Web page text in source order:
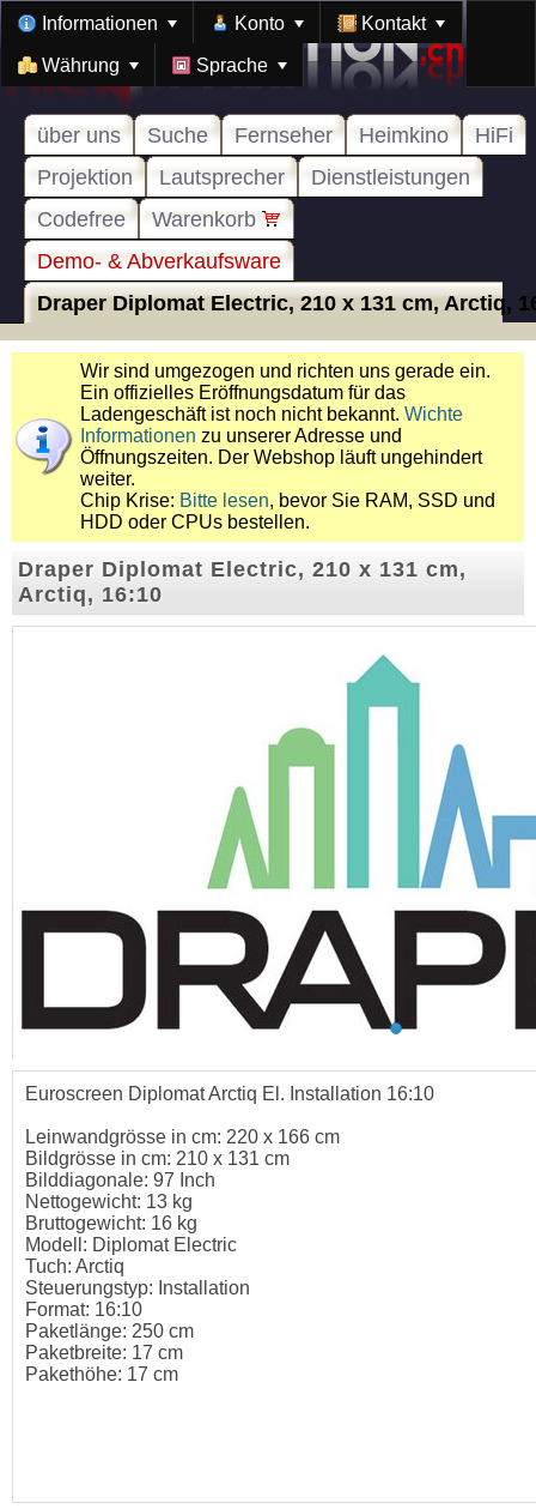
Informationen Konto Kontakt
Währung Sprache
über uns Suche Fernseher Heimkino
HiFi
Projektion
Lautsprecher
Dienstleistungen
Codefree
Warenkorb
Demo- & Abverkaufsware
Draper Diplomat Electric, 210 x 131 cm, Arctiq,
Wir sind umgezogen und richten uns gerade ein.
Ein offizielles Eröffnungsdatum für das
Ladengeschäft ist noch nicht bekannt. Wichte
Informationen zu unserer Adresse und
Öffnungszeiten. Der Webshop läuft ungehindert
weiter.
Chip Krise: Bitte lesen, bevor Sie RAM, SSD und
HDD oder CPUs bestellen.
Draper Diplomat Electric, 210 x 131 cm,
Arctiq, 16:10
Euroscreen Diplomat Arctiq El. Installation 16:10
Leinwandgrösse in cm: 220 x 166 cm
Bildgrösse in cm: 210 x 131 cm
Bilddiagonale: 97 Inch
Nettogewicht: 13 kg
Bruttogewicht: 16 kg
Modell: Diplomat Electric
Tuch: Arctiq
Steuerungstyp: Installation
Format: 16:10
Paketlänge: 250 cm
Paketbreite: 17 cm
Pakethöhe: 17 cm